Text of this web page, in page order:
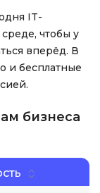
IT-
чтобы у
вперёд. В
и бесплатные
бизнеса